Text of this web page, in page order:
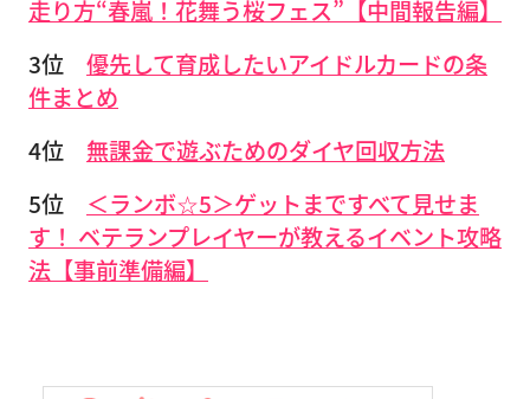
走り方“春嵐！花舞う桜フェス”【中間報告編】
3位 優先して育成したいアイドルカードの条
件まとめ
4位 無課金で遊ぶためのダイヤ回収方法
5位 ＜ランボ☆5＞ゲットまですべて見せま
す！ ベテランプレイヤーが教えるイベント攻略
法【事前準備編】